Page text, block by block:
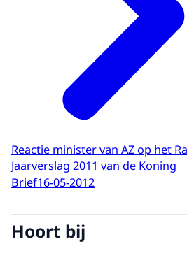
Reactie minister van AZ op het
Jaarverslag 2011 van de Koning
Brief16-05-2012
Hoort bij